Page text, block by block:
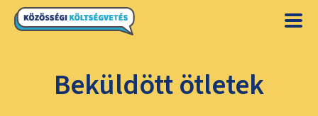
Beküldött ötletek